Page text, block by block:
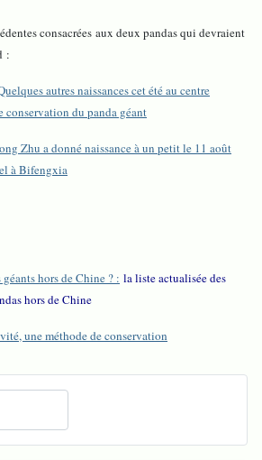
consacrées aux deux pandas qui devraient
:
autres naissances cet été au centre
conservation du panda géant
Zhu a donné naissance à un petit le 11 août
à Bifengxia
hors de Chine ? : la liste actualisée des
hors de Chine
une méthode de conservation